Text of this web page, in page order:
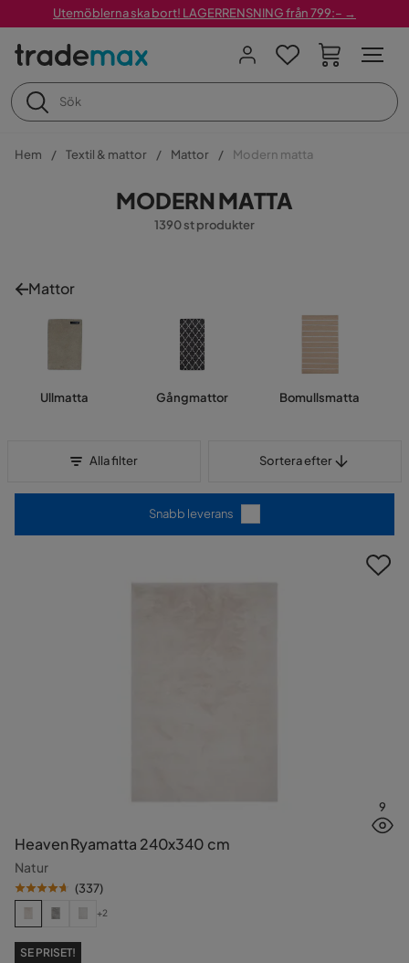
Utemöblerna ska bort! LAGERRENSNING från 799:– →
Hem Textil & mattor Mattor Modern matta
MODERN MATTA
1390 st produkter
Mattor
Ullmatta Gångmattor Bomullsmatta
Alla filter Sortera efter
Snabb leverans
9
Heaven Ryamatta 240x340 cm
Natur
(337)
+2
SE PRISET!